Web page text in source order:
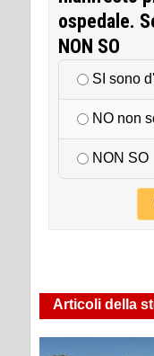
ospedale.
NON SO
SI sono
NO non
NON SO
Articoli della